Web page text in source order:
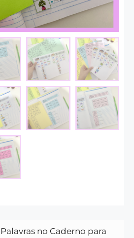
no Caderno para